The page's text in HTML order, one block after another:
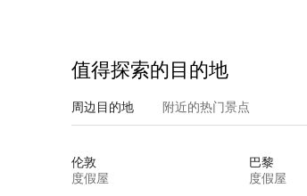
值得探索的目的地
周边目的地 附近的热门景点
伦敦
度假屋
巴黎
度假屋